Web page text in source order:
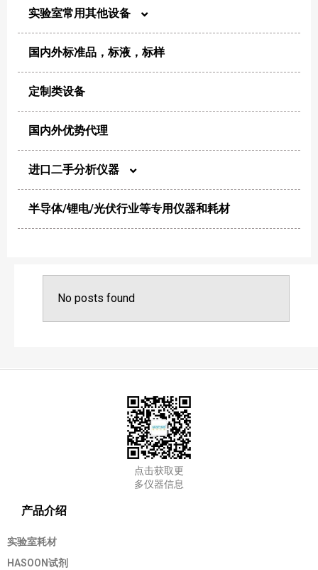
氮氢空气体发生器
离心机
超声清洗机
尘埃粒子计数器
浮游菌采样器
净化设备
其他洁净类产品
实验室常用其他设备
电化学
恒温/干燥/加热
国内外标准品，标液，标样
定制类设备
国内外优势代理
进口二手分析仪器
高效液相色谱仪
其他常用仪器
半导体/锂电/光伏行业等专用仪器和耗材
No posts found
点击获取更
多仪器信息
产品介绍
实验室耗材
HASOON试剂